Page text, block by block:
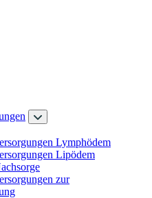
Lymphödem
Lipödem
zur